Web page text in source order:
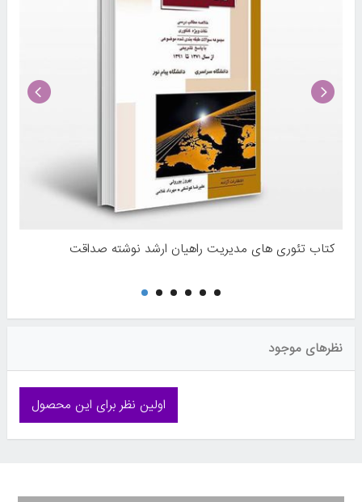
کتاب تئوری های مدیریت راهیان ارشد نوشته صداقت
نظرهای موجود
اولین نظر برای این محصول